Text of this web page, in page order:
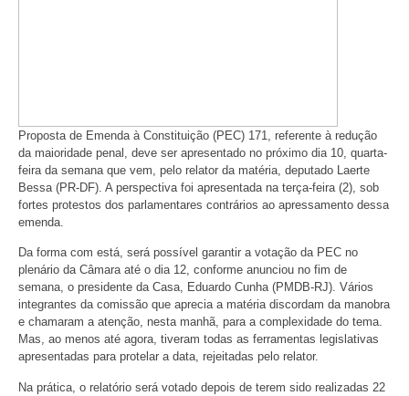
Proposta de Emenda à Constituição (PEC) 171, referente à redução
da maioridade penal, deve ser apresentado no próximo dia 10, quarta-
feira da semana que vem, pelo relator da matéria, deputado Laerte
Bessa (PR-DF). A perspectiva foi apresentada na terça-feira (2), sob
fortes protestos dos parlamentares contrários ao apressamento dessa
emenda.
Da forma com está, será possível garantir a votação da PEC no
plenário da Câmara até o dia 12, conforme anunciou no fim de
semana, o presidente da Casa, Eduardo Cunha (PMDB-RJ). Vários
integrantes da comissão que aprecia a matéria discordam da manobra
e chamaram a atenção, nesta manhã, para a complexidade do tema.
Mas, ao menos até agora, tiveram todas as ferramentas legislativas
apresentadas para protelar a data, rejeitadas pelo relator.
Na prática, o relatório será votado depois de terem sido realizadas 22